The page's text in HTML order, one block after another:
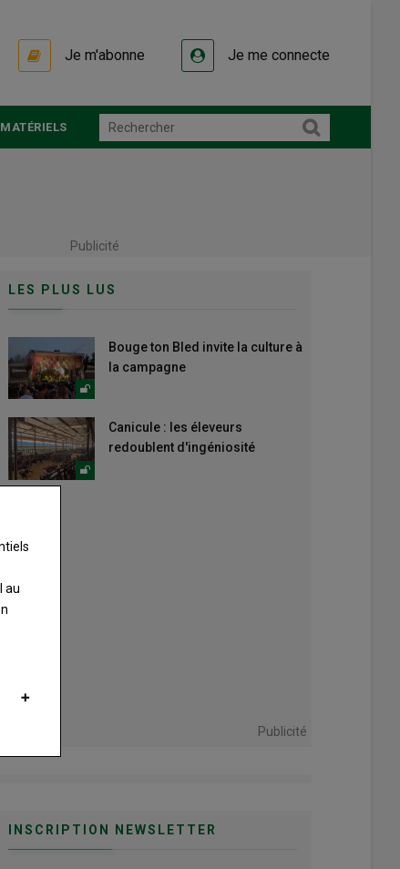
Je m'abonne Je me connecte
Publicité
LES PLUS LUS
Bouge ton Bled invite la culture à
la campagne
Canicule : les éleveurs
redoublent d'ingéniosité
Publicité
INSCRIPTION NEWSLETTER
au